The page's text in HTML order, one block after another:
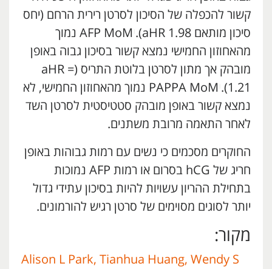
קשור להכפלה של הסיכון לסרטן רירית הרחם (יחס
סיכון מותאם aHR 1.98).
AFP MoM נמוך
מהאחוזון החמישי נמצא קשור בסיכון גבוה באופן
מובהק אך מתון לסרטן בלוטת התריס (aHR =
1.21).
PAPPA MoM נמוך מהאחוזון החמישי, לא
נמצא קשור באופן מובהק סטטיסטית לסרטן השד
לאחר התאמה מרובת משתנים.
החוקרים מסכמים כי נשים עם רמות גבוהות באופן
חריג של hCG בסרום או רמות AFP נמוכות
בתחילת ההריון עשויות להיות בסיכון עתידי גדול
יותר לסוגים מסוימים של סרטן רגיש להורמונים.
מקור:
Alison L Park, Tianhua Huang, Wendy S